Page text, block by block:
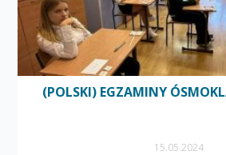
(POLSKI) EGZAMINY
15.05.2024